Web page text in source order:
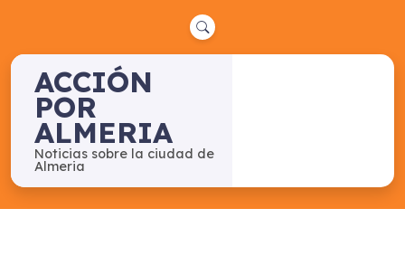
ACCIÓN
POR
ALMERIA
Noticias sobre la ciudad de
Almeria